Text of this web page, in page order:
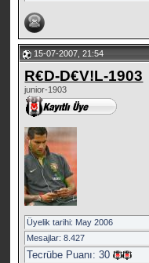
15-07-2007, 21:54
R€D-D€V!L-1903
junior-1903
Üyelik tarihi: May 2006
Mesajlar: 8.427
Tecrübe Puanı:30